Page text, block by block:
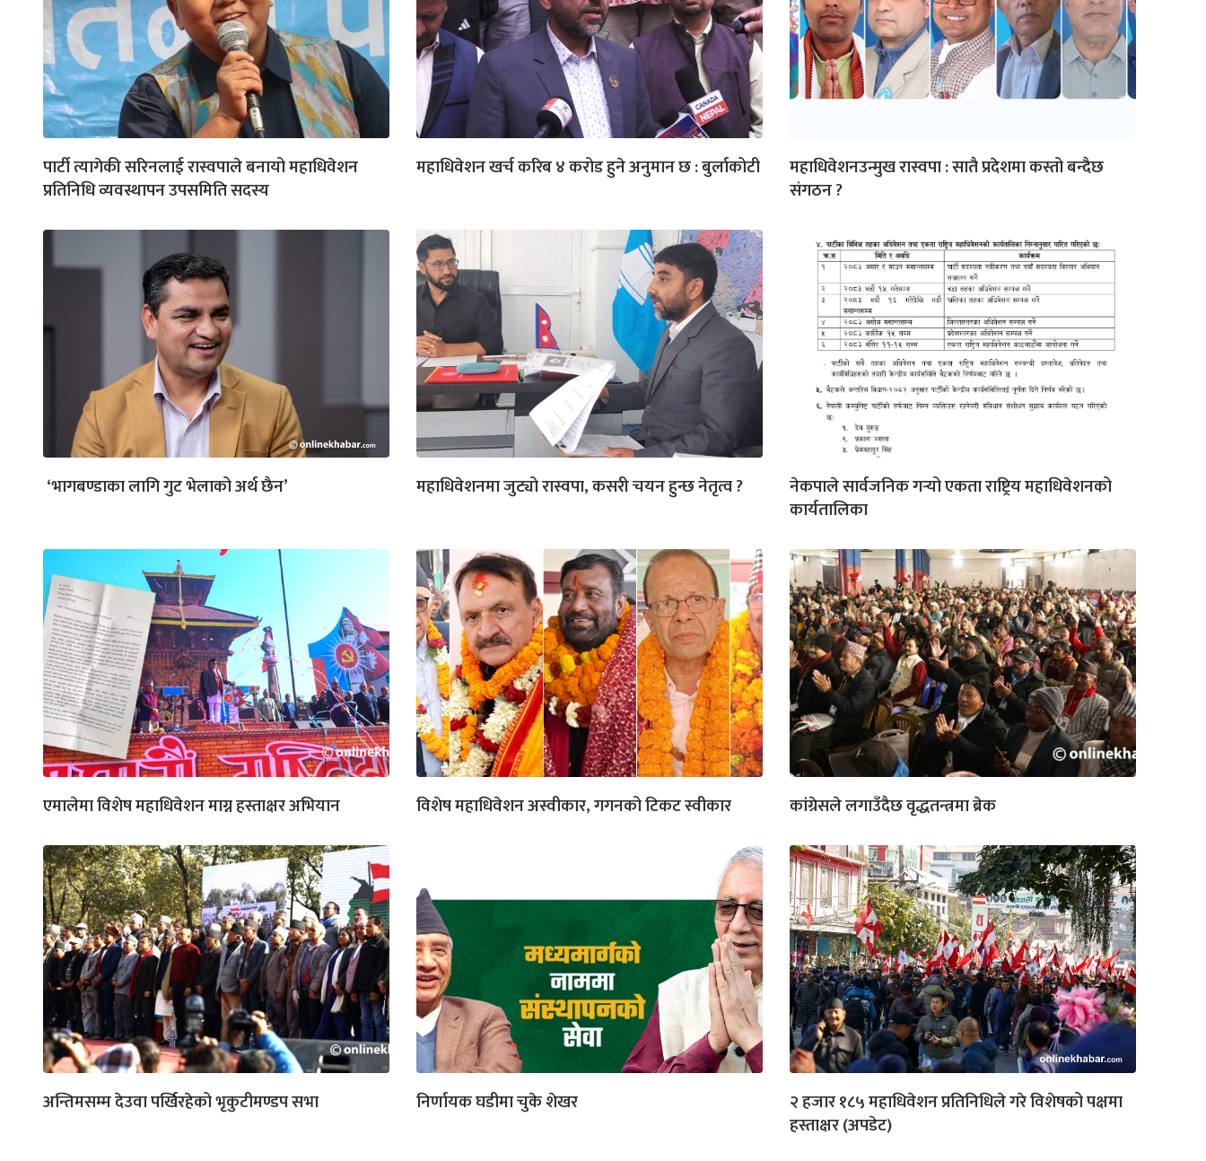
पार्टी त्यागेकी सरिनलाई रास्वपाले बनायो महाधिवेशन
प्रतिनिधि व्यवस्थापन उपसमिति सदस्य
महाधिवेशन खर्च करिब ४ करोड हुने अनुमान छ : बुर्लाकोटी
महाधिवेशनउन्मुख रास्वपा : सातै प्रदेशमा कस्तो बन्दैछ
संगठन ?
‘भागबण्डाका लागि गुट भेलाको अर्थ छैन’ महाधिवेशनमा जुट्यो रास्वपा, कसरी चयन हुन्छ नेतृत्व ?
नेकपाले सार्वजनिक गर्‍यो एकता राष्ट्रिय महाधिवेशनको
कार्यतालिका
एमालेमा विशेष महाधिवेशन माग्न हस्ताक्षर अभियान विशेष महाधिवेशन अस्वीकार, गगनको टिकट स्वीकार कांग्रेसले लगाउँदैछ वृद्धतन्त्रमा ब्रेक
अन्तिमसम्म देउवा पर्खिरहेको भृकुटीमण्डप सभा निर्णायक घडीमा चुके शेखर
२ हजार १८५ महाधिवेशन प्रतिनिधिले गरे विशेषको पक्षमा
हस्ताक्षर (अपडेट)